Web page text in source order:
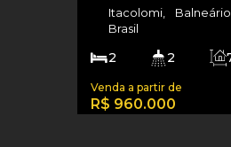
R$ 960.000
Itacolomi,
Brasil
2 2